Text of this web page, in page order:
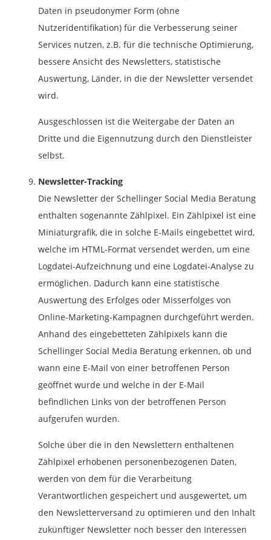
Daten in pseudonymer Form (ohne
Nutzeridentifikation) für die Verbesserung seiner
Services nutzen, z.B. für die technische Optimierung,
bessere Ansicht des Newsletters, statistische
Auswertung, Länder, in die der Newsletter versendet
wird.
Ausgeschlossen ist die Weitergabe der Daten an
Dritte und die Eigennutzung durch den Dienstleister
selbst.
Newsletter-Tracking
Die Newsletter der Schellinger Social Media Beratung
enthalten sogenannte Zählpixel. Ein Zählpixel ist eine
Miniaturgrafik, die in solche E-Mails eingebettet wird,
welche im HTML-Format versendet werden, um eine
Logdatei-Aufzeichnung und eine Logdatei-Analyse zu
ermöglichen. Dadurch kann eine statistische
Auswertung des Erfolges oder Misserfolges von
Online-Marketing-Kampagnen durchgeführt werden.
Anhand des eingebetteten Zählpixels kann die
Schellinger Social Media Beratung erkennen, ob und
wann eine E-Mail von einer betroffenen Person
geöffnet wurde und welche in der E-Mail
befindlichen Links von der betroffenen Person
aufgerufen wurden.
Solche über die in den Newslettern enthaltenen
Zählpixel erhobenen personenbezogenen Daten,
werden von dem für die Verarbeitung
Verantwortlichen gespeichert und ausgewertet, um
den Newsletterversand zu optimieren und den Inhalt
zukünftiger Newsletter noch besser den Interessen